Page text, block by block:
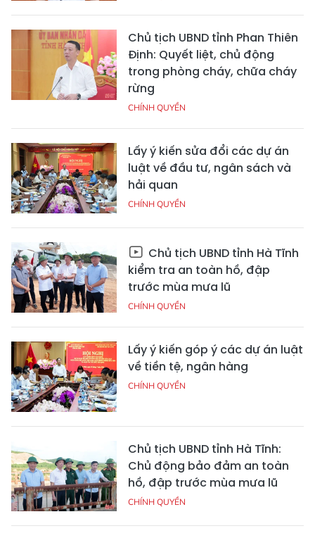
Chủ tịch UBND tỉnh Phan Thiên
Định: Quyết liệt, chủ động
trong phòng cháy, chữa cháy
rừng
CHÍNH QUYỀN
Lấy ý kiến sửa đổi các dự án
luật về đầu tư, ngân sách và
hải quan
CHÍNH QUYỀN
Chủ tịch UBND tỉnh Hà Tĩnh
kiểm tra an toàn hồ, đập
trước mùa mưa lũ
CHÍNH QUYỀN
Lấy ý kiến góp ý các dự án luật
về tiền tệ, ngân hàng
CHÍNH QUYỀN
Chủ tịch UBND tỉnh Hà Tĩnh:
Chủ động bảo đảm an toàn
hồ, đập trước mùa mưa lũ
CHÍNH QUYỀN